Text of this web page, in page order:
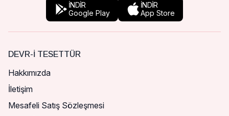
İNDİR
Google Play
İNDİR
App Store
DEVR-I TESETTÜR
Hakkımızda
İletişim
Mesafeli Satış Sözleşmesi